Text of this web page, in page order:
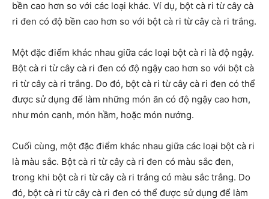
bền cao hơn so với các loại khác. Ví dụ, bột cà ri từ cây cà
ri đen có độ bền cao hơn so với bột cà ri từ cây cà ri trắng.
Một đặc điểm khác nhau giữa các loại bột cà ri là độ ngậy.
Bột cà ri từ cây cà ri đen có độ ngậy cao hơn so với bột cà
ri từ cây cà ri trắng. Do đó, bột cà ri từ cây cà ri đen có thể
được sử dụng để làm những món ăn có độ ngậy cao hơn,
như món canh, món hầm, hoặc món nướng.
Cuối cùng, một đặc điểm khác nhau giữa các loại bột cà ri
là màu sắc. Bột cà ri từ cây cà ri đen có màu sắc đen,
trong khi bột cà ri từ cây cà ri trắng có màu sắc trắng. Do
đó, bột cà ri từ cây cà ri đen có thể được sử dụng để làm